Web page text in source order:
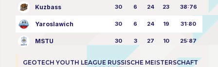
Kuzbass 30 6 24 23 38:76
Yaroslawich 30 6 24 19 31:80
MSTU 30 3 27 10 25:87
GEOTECH YOUTH LEAGUE RUSSISCHE MEISTERSCHAFT